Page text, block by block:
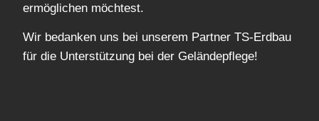
ermöglichen möchtest.
Wir bedanken uns bei unserem Partner TS-Erdbau
für die Unterstützung bei der Geländepflege!